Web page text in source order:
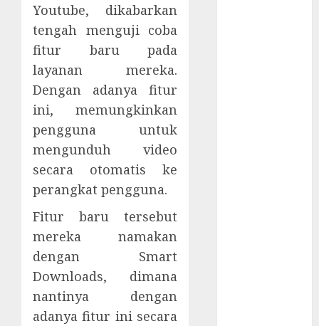
Youtube, dikabarkan
tengah menguji coba
fitur baru pada
layanan mereka.
Dengan adanya fitur
ini, memungkinkan
pengguna untuk
mengunduh video
secara otomatis ke
perangkat pengguna.
Fitur baru tersebut
mereka namakan
dengan Smart
Downloads, dimana
nantinya dengan
adanya fitur ini secara